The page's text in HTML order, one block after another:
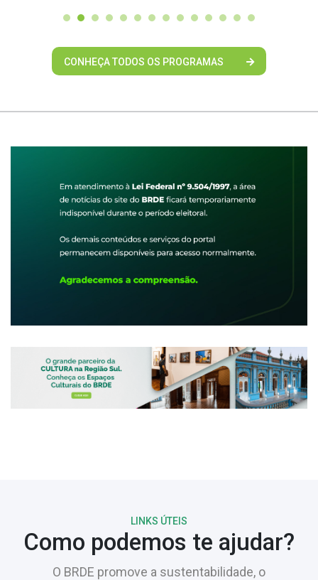
CONHEÇA TODOS OS PROGRAMAS
LINKS ÚTEIS
Como podemos te ajudar?
O BRDE promove a sustentabilidade, o